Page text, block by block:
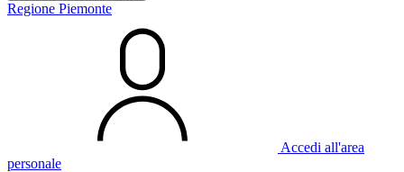
Regione Piemonte
Accedi all'area
personale